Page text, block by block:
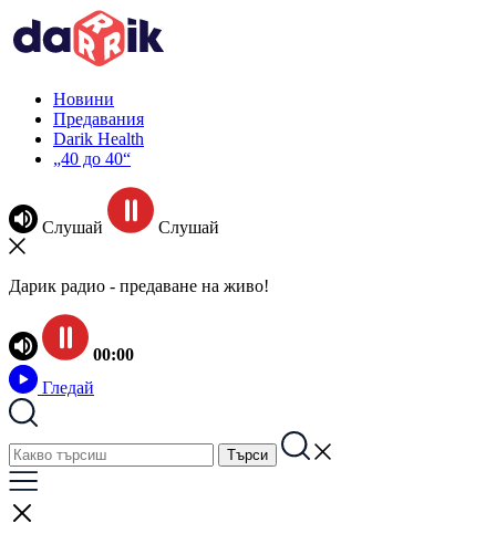
Новини
Предавания
Darik Health
„40 до 40“
Слушай Слушай
Дарик радио - предаване на живо!
00:00
Гледай